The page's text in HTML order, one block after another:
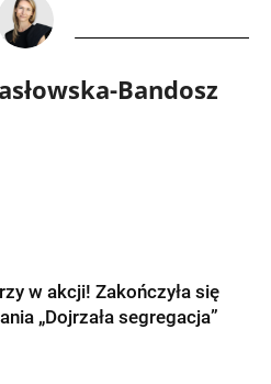
Bandosz
w akcji! Zakończyła się
„Dojrzała segregacja”